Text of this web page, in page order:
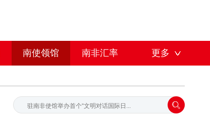
南使领馆 南非汇率 更多